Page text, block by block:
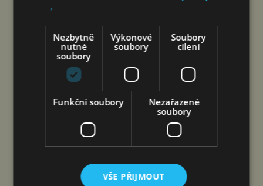
7. 8. 2026
Podvodníci využívají přirozené fungování lidského
mozku při akutním stresu. Nejprve vyvolají pocit
→
Nezbytně
nutné
soubory
Výkonové
soubory
Soubory
cílení
Funkční soubory
Nezařazené
soubory
VŠE PŘIJMOUT